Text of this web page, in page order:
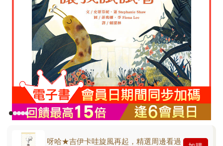
呀哈★吉伊卡哇旋風再起，精選周邊看過